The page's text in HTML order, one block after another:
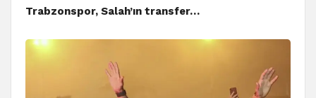
Trabzonspor, Salah’ın transfer…